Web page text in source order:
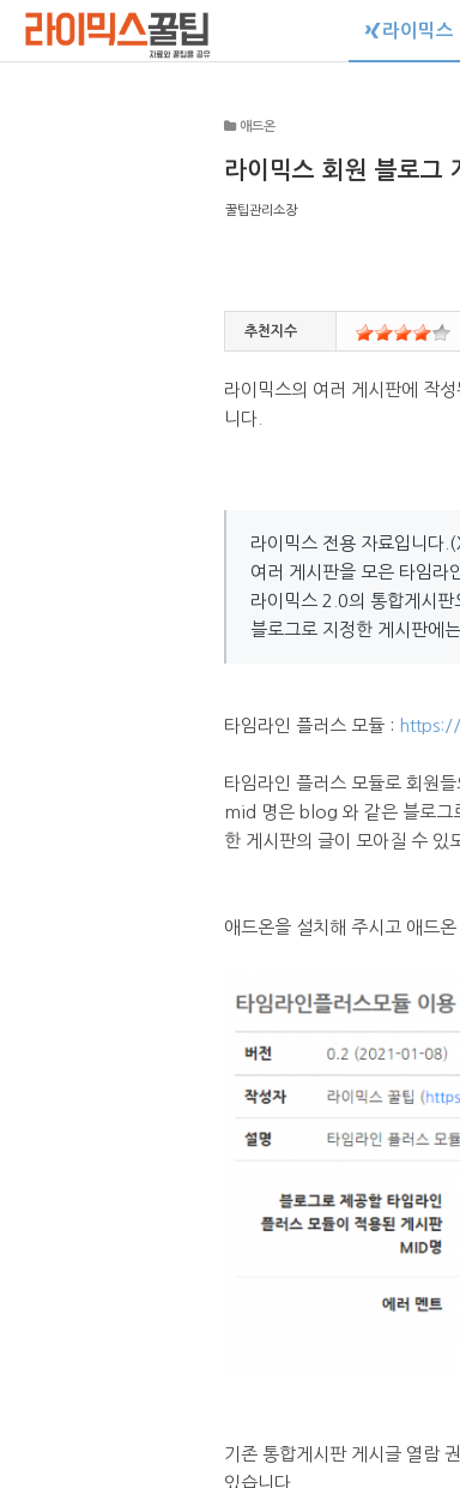
라이믹스
애드온
라이믹스 회원 블로그
꿀팁관리소장
추천지수
라이믹스의 여러 게시판에 작
니다.
라이믹스 전용 자료입니다
여러 게시판을 모은 타임라
라이믹스 2.0의 통합게시
블로그로 지정한 게시판에
타임라인 플러스 모듈 :
타임라인 플러스 모듈로 회원
mid 명은 blog 와 같은 블로그
한 게시판의 글이 모아질 수 있
애드온을 설치해 주시고 애드
기존 통합게시판 게시글 열람
있습니다.
Sketchbook5, 스케치북5